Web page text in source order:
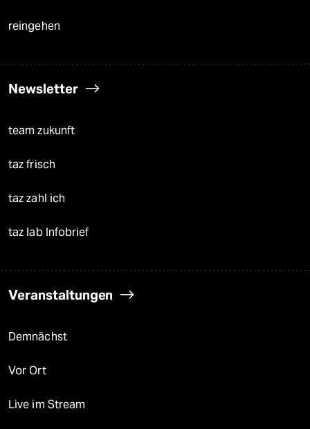
reingehen
Newsletter
team zukunft
taz frisch
taz zahl ich
taz lab Infobrief
Veranstaltungen
Demnächst
Vor Ort
Live im Stream